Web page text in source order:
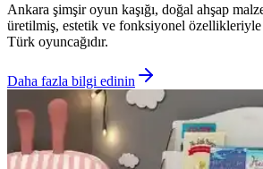
Ankara şimşir oyun kaşığı, doğal ahşap
üretilmiş, estetik ve fonksiyonel özellikleriyle
Türk oyuncağıdır.
Daha fazla bilgi edinin